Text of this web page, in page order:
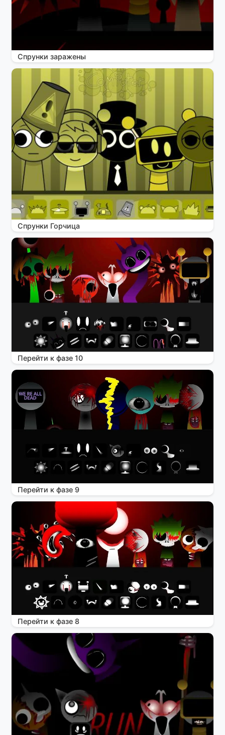
Спрунки заражены
Спрунки Горчица
Перейти к фазе 10
Перейти к фазе 9
Перейти к фазе 8